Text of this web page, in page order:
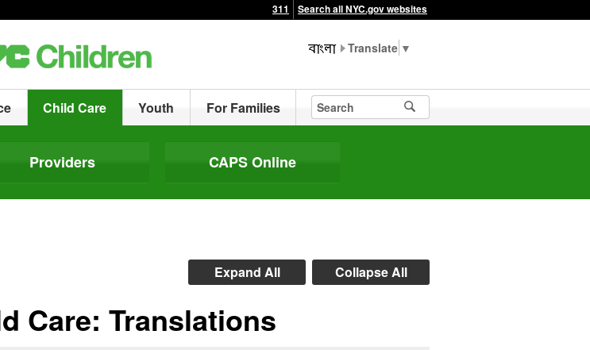
311 Search all NYC.gov websites
▼
Child Care Youth For Families
Providers CAPS Online
Care: Translations
Expand All Collapse All